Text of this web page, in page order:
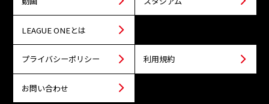
LEAGUE ONEとは
プライバシーポリシー 利用規約
お問い合わせ